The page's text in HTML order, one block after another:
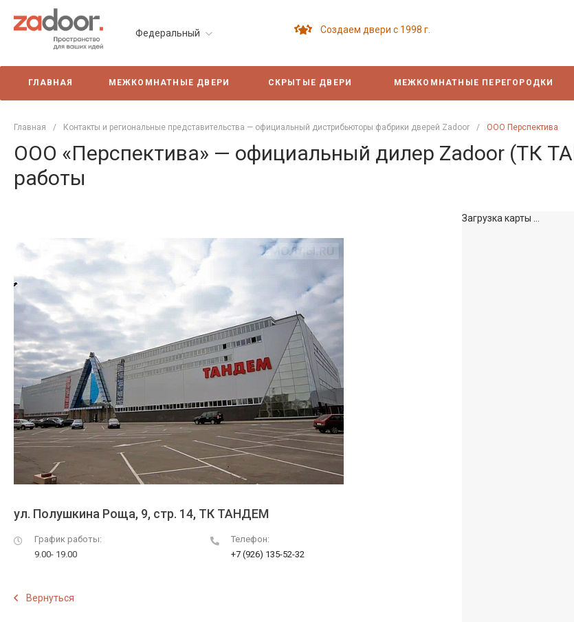
Федеральный Создаем двери с 1998 г.
ГЛАВНАЯ МЕЖКОМНАТНЫЕ ДВЕРИ СКРЫТЫЕ ДВЕРИ МЕЖКОМНАТНЫЕ ПЕРЕГОРОДКИ
Главная / Контакты и региональные представительства — официальный дистрибьюторы фабрики дверей Zadoor / ООО Перспектива
ООО «Перспектива» — официальный дилер Zadoor (ТК
работы
ул. Полушкина Роща, 9, стр. 14, ТК ТАНДЕМ
График работы:
9.00- 19.00
Телефон:
+7 (926) 135-52-32
Вернуться
Загрузка карты ...